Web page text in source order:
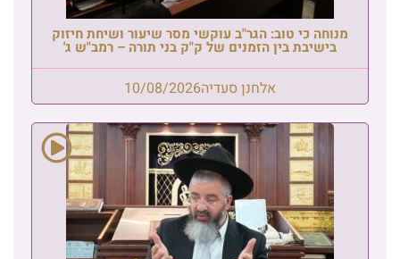
מנוחה כי טוב: הגר"ב עוקשי מסר שיעור ושיחת חיזוק
בישיבת בין הזמנים של ק"ק בני תורה – רמב"ש ג'
אלחנן סעדיה10/08/2026